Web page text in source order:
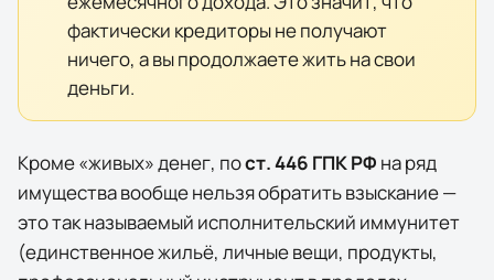
фактически кредиторы не получают
ничего, а вы продолжаете жить на свои
деньги.
Кроме «живых» денег, пост. 446 ГПК РФ на ряд
имущества вообще нельзя обратить взыскание —
это так называемый исполнительский иммунитет
(единственное жильё, личные вещи, продукты,